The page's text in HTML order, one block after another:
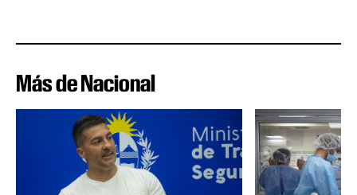
Más de Nacional